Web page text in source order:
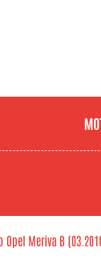
Meriva B